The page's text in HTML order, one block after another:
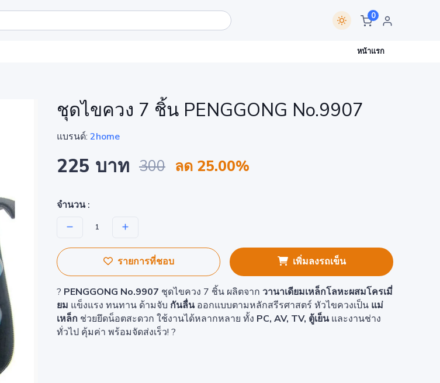
0
หน้าแรก
ชุดไขควง 7 ชิ้น PENGGONG No.9907
แบรนด์: 2home
225 บาท 300 ลด 25.00%
จำนวน :
รายการที่ชอบ เพิ่มลงรถเข็น
? PENGGONG No.9907 ชุดไขควง 7 ชิ้น ผลิตจาก วานาเดียมเหล็กโลหะผสมโครเมี่
ยม แข็งแรง ทนทาน ด้ามจับ กันลื่นออกแบบตามหลักสรีรศาสตร์ หัวไขควงเป็น แม่
เหล็ก ช่วยยึดน็อตสะดวก ใช้งานได้หลากหลาย ทั้ง PC, AV, TV, ตู้เย็นและงานช่าง
ทั่วไป คุ้มค่า พร้อมจัดส่งเร็ว! ?